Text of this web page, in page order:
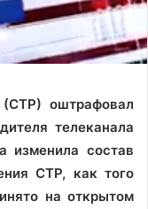
оштрафовал
телеканала
изменила состав
СТР, как того
на открытом